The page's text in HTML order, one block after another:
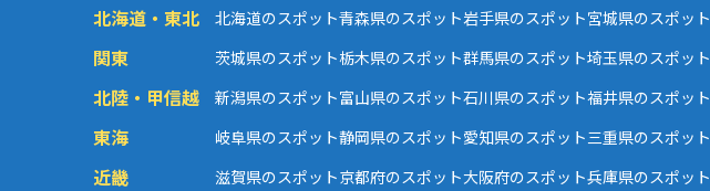
北海道・東北 北海道のスポット青森県のスポット岩手県のスポット宮城県のスポット
関東 茨城県のスポット栃木県のスポット群馬県のスポット埼玉県のスポット
北陸・甲信越 新潟県のスポット富山県のスポット石川県のスポット福井県のスポット
東海 岐阜県のスポット静岡県のスポット愛知県のスポット三重県のスポット
近畿 滋賀県のスポット京都府のスポット大阪府のスポット兵庫県のスポット